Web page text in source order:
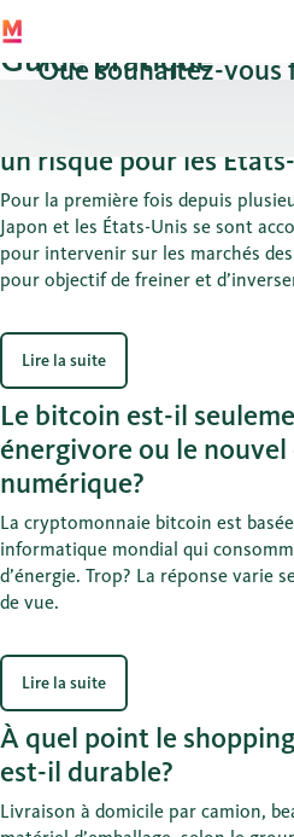
Que souhaitez-vous
Guide pratique
un risque pour les
Pour la première fois depuis
Japon et les États-Unis se sont
pour intervenir sur les marchés
pour objectif de freiner et
l’intérêt des États-Unis. La Suisse
inspirer.
Lire la suite
Le bitcoin est-il
énergivore ou le nouvel
numérique?
La cryptomonnaie bitcoin est
informatique mondial qui
d’énergie. Trop? La réponse varie
de vue.
Lire la suite
À quel point le
est-il durable?
Livraison à domicile par camion,